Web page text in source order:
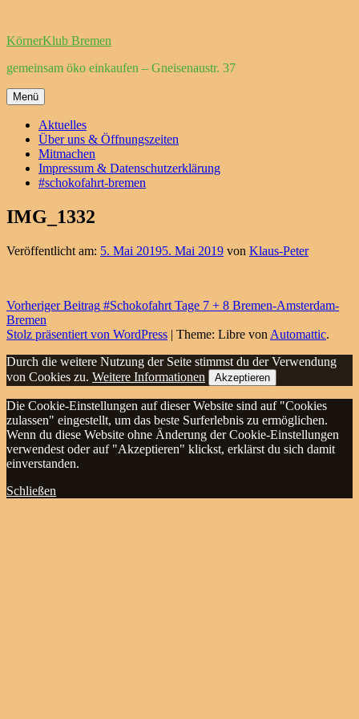
springen
KörnerKlub Bremen
gemeinsam öko einkaufen – Gneisenaustr. 37
Menü
Aktuelles
Über uns & Öffnungszeiten
Mitmachen
Impressum & Datenschutzerklärung
#schokofahrt-bremen
IMG_1332
Veröffentlicht am: 5. Mai 20195. Mai 2019 von Klaus-Peter
Beitragsnavigation
Vorheriger Beitrag #Schokofahrt Tage 7 + 8 Bremen-Amsterdam-
Bremen
Stolz präsentiert von WordPress | Theme: Libre von Automattic.
Durch die weitere Nutzung der Seite stimmst du der Verwendung
von Cookies zu. Weitere Informationen Akzeptieren
Die Cookie-Einstellungen auf dieser Website sind auf "Cookies
zulassen" eingestellt, um das beste Surferlebnis zu ermöglichen.
Wenn du diese Website ohne Änderung der Cookie-Einstellungen
verwendest oder auf "Akzeptieren" klickst, erklärst du sich damit
einverstanden.
Schließen